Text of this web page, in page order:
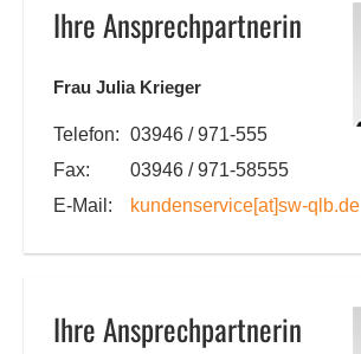
Ihre Ansprechpartnerin
Frau Julia Krieger
Telefon: 03946 / 971-555
Fax:
03946 / 971-58555
E-Mail:
kundenservice[at]sw-qlb.de
Ihre Ansprechpartnerin